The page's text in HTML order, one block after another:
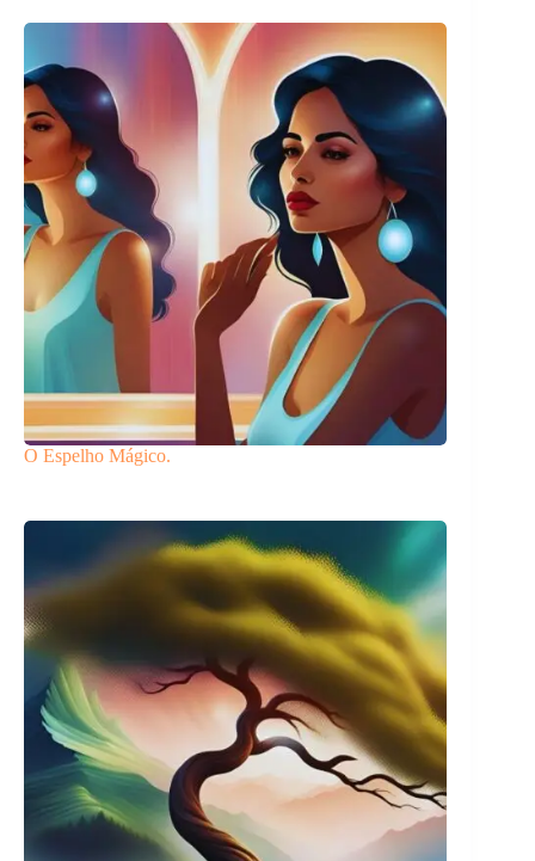
O Espelho Mágico.